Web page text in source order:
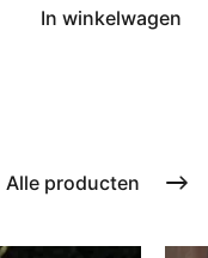
In winkelwagen
Alle producten